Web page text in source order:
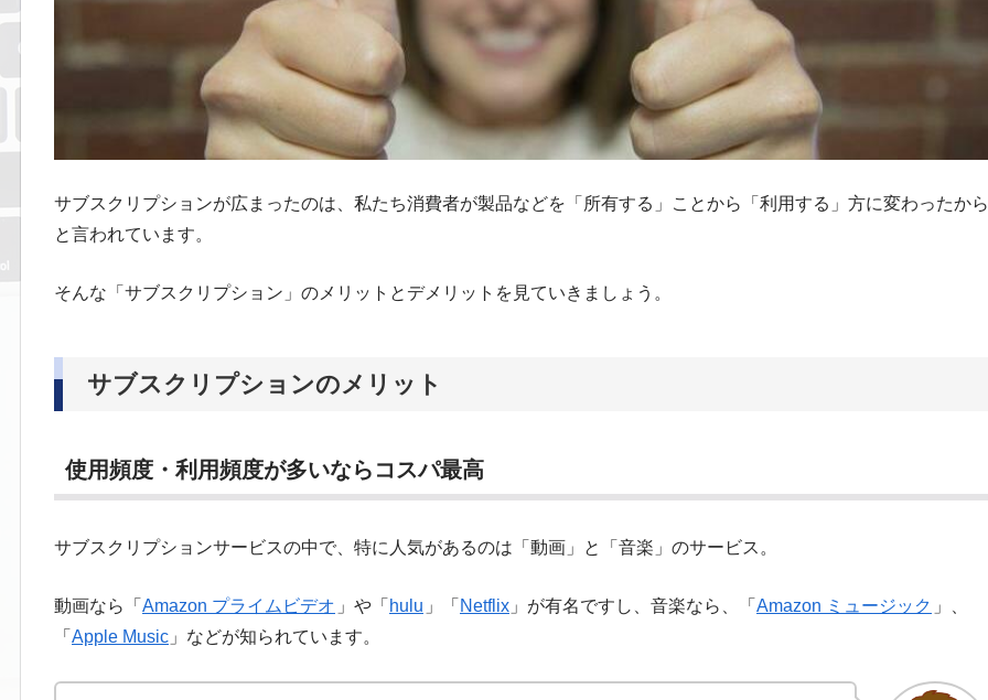
サブスクリプションが広まったのは、私たち消費者が製品などを「所有する」ことから「利用する」方に変わったから
と言われています。
そんな「サブスクリプション」のメリットとデメリットを見ていきましょう。
サブスクリプションのメリット
使用頻度・利用頻度が多いならコスパ最高
サブスクリプションサービスの中で、特に人気があるのは「動画」と「音楽」のサービス。
動画なら「 Amazon プライムビデオ 」や「 hulu 」「 Netflix 」が有名ですし、音楽なら、「 Amazon ミュージック 」、
「 Apple Music 」などが知られています。